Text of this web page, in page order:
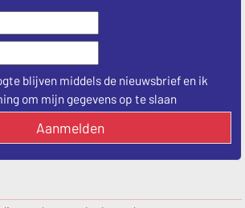
blijven middels de nieuwsbrief en ik
om mijn gegevens op te slaan
Aanmelden